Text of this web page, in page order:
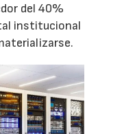
del 40%
institucional